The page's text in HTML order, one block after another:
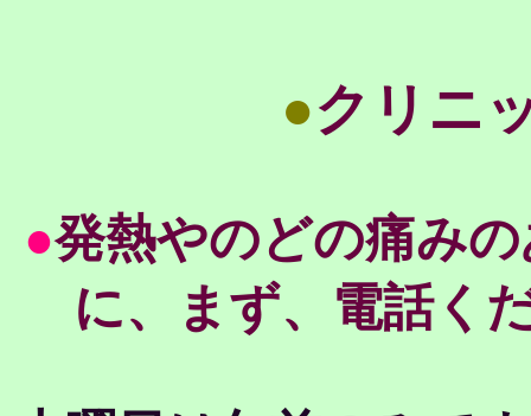
●クリニ
●発熱やのどの痛み
に、まず、電話く